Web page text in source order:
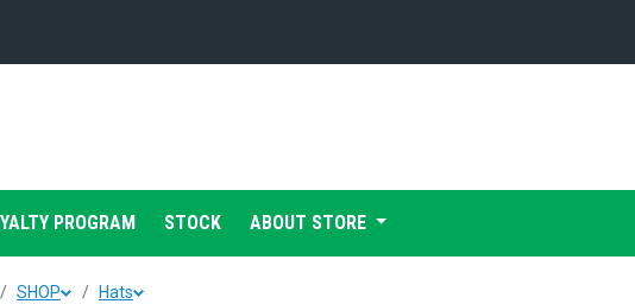
PROGRAM STOCK ABOUT STORE
SHOP Hats